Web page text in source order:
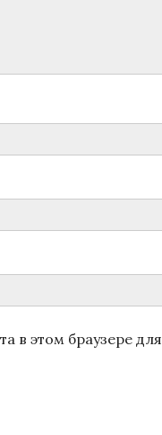
в этом браузере для